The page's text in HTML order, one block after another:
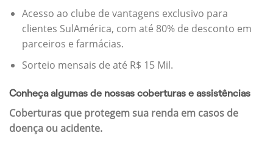
Acesso ao clube de vantagens exclusivo para
clientes SulAmérica, com até 80% de desconto em
parceiros e farmácias.
Sorteio mensais de até R$ 15 Mil.
Conheça algumas de nossas coberturas e assistências
Coberturas que protegem sua renda em casos de
doença ou acidente.